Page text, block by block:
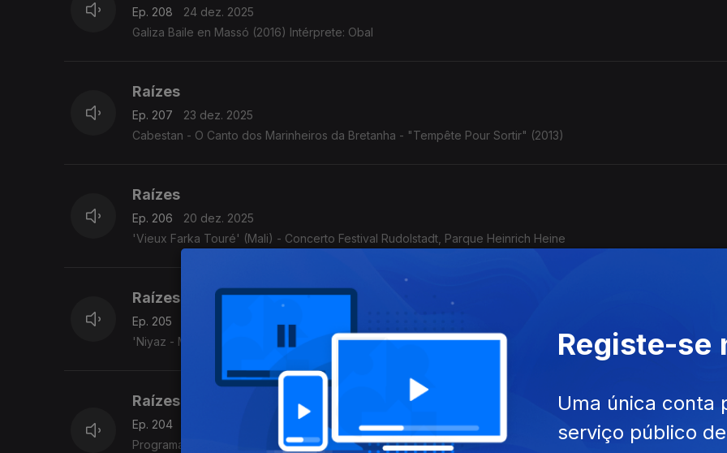
Ep. 208
24 dez. 2025
Galiza Baile en Massó (2016) Intérprete: Obal
Raízes
Ep. 207
23 dez. 2025
Cabestan - O Canto dos Marinheiros da Bretanha - "Tempête Pour Sortir" (2013)
Raízes
Ep. 206
20 dez. 2025
'Vieux Farka Touré' (Mali) - Concerto Festival Rudolstadt, Parque Heinrich Heine
Raízes
Ep. 205
'Niyaz - Misticismo moderno' (Irão/Paquistão/Afeganistão - Golfo Pérsico) - Rudolstadt, 5.7.2025
Raízes
Ep. 204
Programa Acervo Origens, da autoria do violeiro e investigador Cacai Nunes: o violão de Baden Powell com o baterista
Registe-se
Uma única conta
serviço público